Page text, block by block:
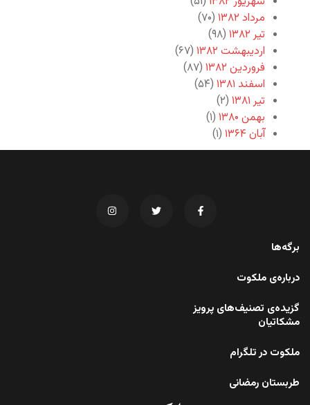
مرداد ۱۳۸۲
(۷۰)
تیر ۱۳۸۲
(۹۸)
اردیبهشت ۱۳۸۲
(۶۷)
فروردین ۱۳۸۲
(۸۷)
اسفند ۱۳۸۱
(۵۴)
تیر ۱۳۸۱
(۲)
بهمن ۱۳۸۰
(۱)
آبان ۱۳۶۴
(۱)
برگه‌ها
درباره‌ی ملکوت
گزیده‌ی تصنیف‌های پرویز
مشکاتیان
ملکوت در تلگرام
طربستان رمضانی